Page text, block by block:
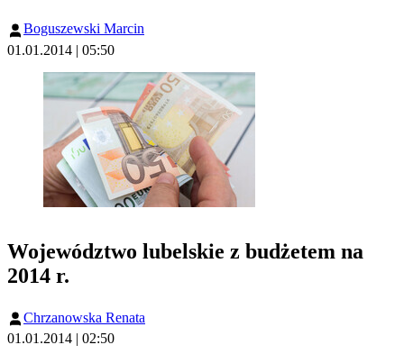
Boguszewski Marcin
01.01.2014 | 05:50
Województwo lubelskie z budżetem na
2014 r.
Chrzanowska Renata
01.01.2014 | 02:50